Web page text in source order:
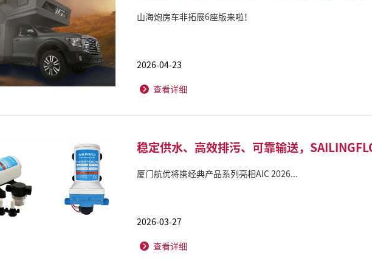
山海炮房车非拓展6座版来啦！
2026-04-23
查看详细
稳定供水、高效排污、可靠输送，
厦门航优将携经典产品系列亮相AIC 2026...
2026-03-27
查看详细